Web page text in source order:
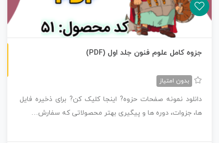
جزوه کامل علوم فنون جلد اول (PDF)
بدون امتیاز
دانلود نمونه صفحات حزوه? اینجا کلیک کن? برای ذخیره فایل
ها، جزوات، دوره ها و پیگیری بهتر محصولاتی که سفارش…